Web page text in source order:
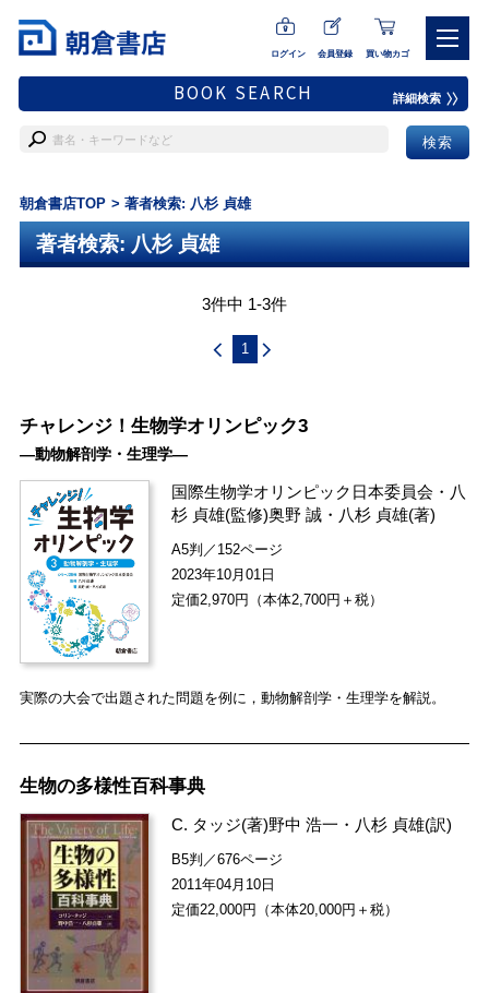
ログイン 会員登録 買い物カゴ
BOOK SEARCH 詳細検索
朝倉書店TOP 著者検索: 八杉 貞雄
著者検索: 八杉 貞雄
3件中 1-3件
1
チャレンジ！生物学オリンピック3
―動物解剖学・生理学―
国際生物学オリンピック日本委員会 ・ 八
杉 貞雄(監修)奥野 誠 ・ 八杉 貞雄(著)
A5判／152ページ
2023年10月01日
定価2,970円（本体2,700円＋税）
実際の大会で出題された問題を例に，動物解剖学・生理学を解説。
生物の多様性百科事典
C. タッジ(著)野中 浩一 ・ 八杉 貞雄(訳)
B5判／676ページ
2011年04月10日
定価22,000円（本体20,000円＋税）